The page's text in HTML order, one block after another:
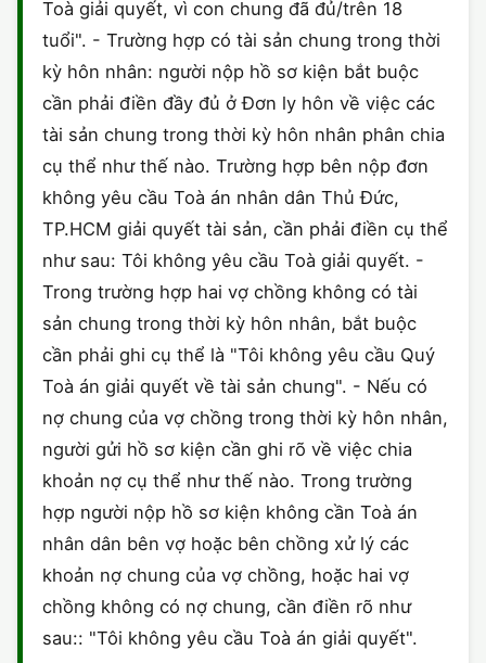
Toà giải quyết, vì con chung đã đủ/trên 18
tuổi". - Trường hợp có tài sản chung trong thời
kỳ hôn nhân: người nộp hồ sơ kiện bắt buộc
cần phải điền đầy đủ ở Đơn ly hôn về việc các
tài sản chung trong thời kỳ hôn nhân phân chia
cụ thể như thế nào. Trường hợp bên nộp đơn
không yêu cầu Toà án nhân dân Thủ Đức,
TP.HCM giải quyết tài sản, cần phải điền cụ thể
như sau: Tôi không yêu cầu Toà giải quyết. -
Trong trường hợp hai vợ chồng không có tài
sản chung trong thời kỳ hôn nhân, bắt buộc
cần phải ghi cụ thể là "Tôi không yêu cầu Quý
Toà án giải quyết về tài sản chung". - Nếu có
nợ chung của vợ chồng trong thời kỳ hôn nhân,
người gửi hồ sơ kiện cần ghi rõ về việc chia
khoản nợ cụ thể như thế nào. Trong trường
hợp người nộp hồ sơ kiện không cần Toà án
nhân dân bên vợ hoặc bên chồng xử lý các
khoản nợ chung của vợ chồng, hoặc hai vợ
chồng không có nợ chung, cần điền rõ như
sau:: "Tôi không yêu cầu Toà án giải quyết".